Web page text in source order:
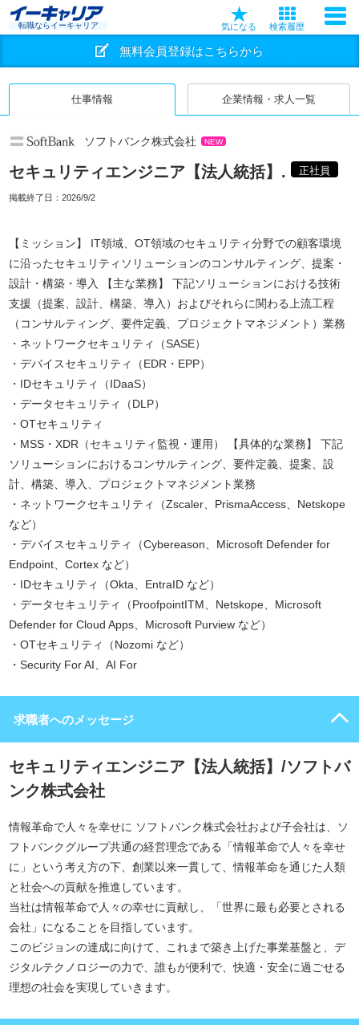
転職ならイーキャリア 気になる 検索履歴
無料会員登録はこちらから
仕事情報 企業情報・求人一覧
ソフトバンク株式会社 NEW
セキュリティエンジニア【法人統括】. 正社員
掲載終了日： 2026/9/2
【ミッション】 IT領域、OT領域のセキュリティ分野での顧客環境
に沿ったセキュリティソリューションのコンサルティング、提案・
設計・構築・導入 【主な業務】 下記ソリューションにおける技術
支援（提案、設計、構築、導入）およびそれらに関わる上流工程
（コンサルティング、要件定義、プロジェクトマネジメント）業務
・ネットワークセキュリティ（SASE）
・デバイスセキュリティ（EDR・EPP）
・IDセキュリティ（IDaaS）
・データセキュリティ（DLP）
・OTセキュリティ
・MSS・XDR（セキュリティ監視・運用） 【具体的な業務】 下記
ソリューションにおけるコンサルティング、要件定義、提案、設
計、構築、導入、プロジェクトマネジメント業務
・ネットワークセキュリティ（Zscaler、PrismaAccess、Netskope
など）
・デバイスセキュリティ（Cybereason、Microsoft Defender for
Endpoint、Cortex など）
・IDセキュリティ（Okta、EntraID など）
・データセキュリティ（ProofpointITM、Netskope、Microsoft
Defender for Cloud Apps、Microsoft Purview など）
・OTセキュリティ（Nozomi など）
・Security For AI、AI For
求職者へのメッセージ
セキュリティエンジニア【法人統括】/ソフトバ
ンク株式会社
情報革命で人々を幸せに ソフトバンク株式会社および子会社は、ソ
フトバンクグループ共通の経営理念である「情報革命で人々を幸せ
に」という考え方の下、創業以来一貫して、情報革命を通じた人類
と社会への貢献を推進しています。
当社は情報革命で人々の幸せに貢献し、「世界に最も必要とされる
会社」になることを目指しています。
このビジョンの達成に向けて、これまで築き上げた事業基盤と、デ
ジタルテクノロジーの力で、誰もが便利で、快適・安全に過ごせる
理想の社会を実現していきます。